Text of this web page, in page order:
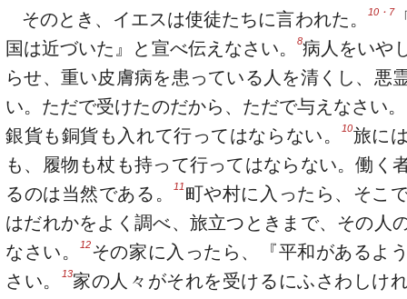
そのとき、イエスは使徒たちに言われた。 10・7
国は近づいた』と宣べ伝えなさい。8病人をいや
らせ、重い皮膚病を患っている人を清くし、悪
い。ただで受けたのだから、ただで与えなさい。
銀貨も銅貨も入れて行ってはならない。10旅に
も、履物も杖も持って行ってはならない。働く
るのは当然である。11 町や村に入ったら、そこ
はだれかをよく調べ、旅立つときまで、その人
なさい。12その家に入ったら、『平和があるよ
さい。
13家の人々がそれを受けるにふさわしけ